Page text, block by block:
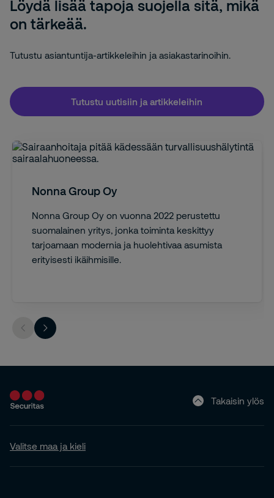
Löydä lisää tapoja suojella sitä, mikä
on tärkeää.
Tutustu asiantuntija-artikkeleihin ja asiakastarinoihin.
Tutustu uutisiin ja artikkeleihin
Nonna Group Oy
Nonna Group Oy on vuonna 2022 perustettu
suomalainen yritys, jonka toiminta keskittyy
tarjoamaan modernia ja huolehtivaa asumista
erityisesti ikäihmisille.
Takaisin ylös
Valitse maa ja kieli